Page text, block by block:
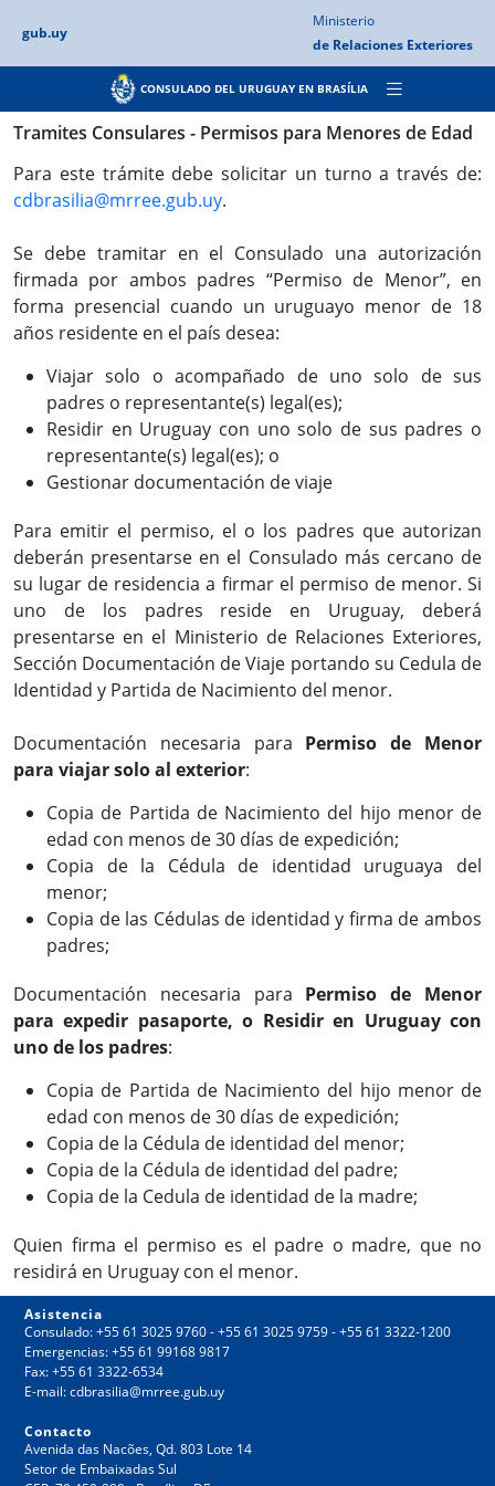
gub.uy
Ministerio
de Relaciones Exteriores
CONSULADO DEL URUGUAY EN BRASÍLIA
Tramites Consulares - Permisos para Menores de Edad
Para este trámite debe solicitar un turno a través de:
cdbrasilia@mrree.gub.uy.
Se debe tramitar en el Consulado una autorización
firmada por ambos padres “Permiso de Menor”, en
forma presencial cuando un uruguayo menor de 18
años residente en el país desea:
Viajar solo o acompañado de uno solo de sus
padres o representante(s) legal(es);
Residir en Uruguay con uno solo de sus padres o
representante(s) legal(es); o
Gestionar documentación de viaje
Para emitir el permiso, el o los padres que autorizan
deberán presentarse en el Consulado más cercano de
su lugar de residencia a firmar el permiso de menor. Si
uno de los padres reside en Uruguay, deberá
presentarse en el Ministerio de Relaciones Exteriores,
Sección Documentación de Viaje portando su Cedula de
Identidad y Partida de Nacimiento del menor.
Documentación necesaria para Permiso de Menor
para viajar solo al exterior:
Copia de Partida de Nacimiento del hijo menor de
edad con menos de 30 días de expedición;
Copia de la Cédula de identidad uruguaya del
menor;
Copia de las Cédulas de identidad y firma de ambos
padres;
Documentación necesaria para Permiso de Menor
para expedir pasaporte, o Residir en Uruguay con
uno de los padres:
Copia de Partida de Nacimiento del hijo menor de
edad con menos de 30 días de expedición;
Copia de la Cédula de identidad del menor;
Copia de la Cédula de identidad del padre;
Copia de la Cedula de identidad de la madre;
Quien firma el permiso es el padre o madre, que no
residirá en Uruguay con el menor.
Asistencia
Consulado: +55 61 3025 9760 - +55 61 3025 9759 - +55 61 3322-1200
Emergencias: +55 61 99168 9817
Fax: +55 61 3322-6534
E-mail:cdbrasilia@mrree.gub.uy
Contacto
Avenida das Nacões, Qd. 803 Lote 14
Setor de Embaixadas Sul